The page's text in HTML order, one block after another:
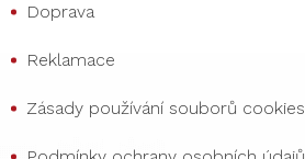
Doprava
Reklamace
Zásady používání souborů cookies